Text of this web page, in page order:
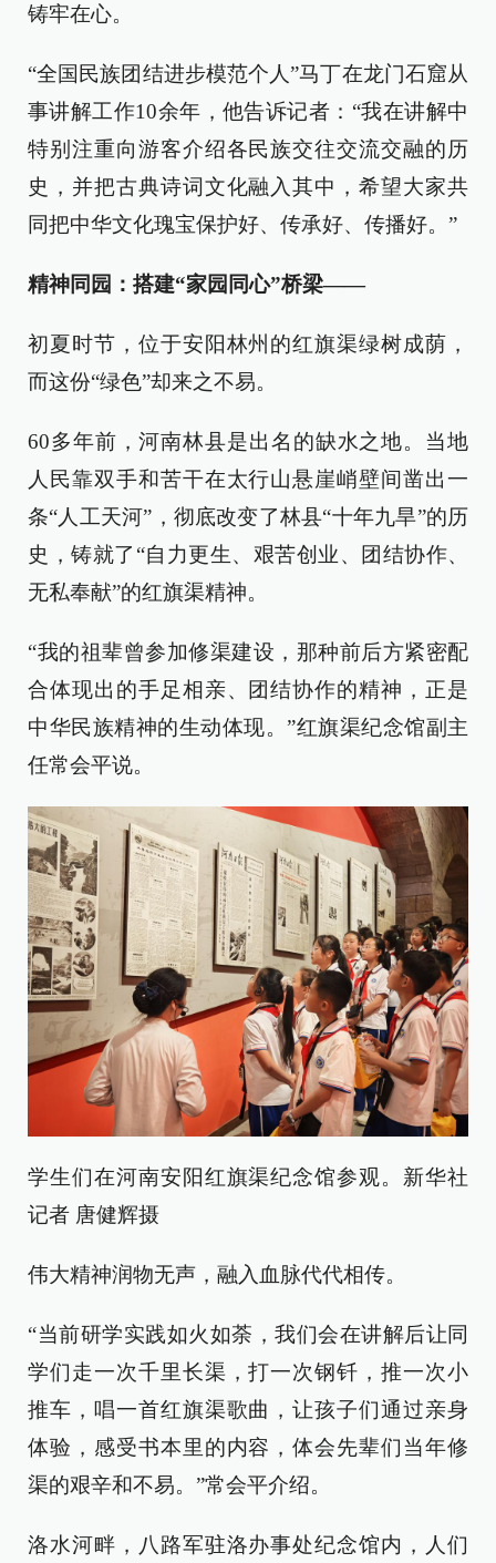
铸牢在心。
“全国民族团结进步模范个人”马丁在龙门石窟从
事讲解工作10余年，他告诉记者：“我在讲解中
特别注重向游客介绍各民族交往交流交融的历
史，并把古典诗词文化融入其中，希望大家共
同把中华文化瑰宝保护好、传承好、传播好。”
精神同园：搭建“家园同心”桥梁——
初夏时节，位于安阳林州的红旗渠绿树成荫，
而这份“绿色”却来之不易。
60多年前，河南林县是出名的缺水之地。当地
人民靠双手和苦干在太行山悬崖峭壁间凿出一
条“人工天河”，彻底改变了林县“十年九旱”的历
史，铸就了“自力更生、艰苦创业、团结协作、
无私奉献”的红旗渠精神。
“我的祖辈曾参加修渠建设，那种前后方紧密配
合体现出的手足相亲、团结协作的精神，正是
中华民族精神的生动体现。”红旗渠纪念馆副主
任常会平说。
学生们在河南安阳红旗渠纪念馆参观。新华社
记者 唐健辉摄
伟大精神润物无声，融入血脉代代相传。
“当前研学实践如火如荼，我们会在讲解后让同
学们走一次千里长渠，打一次钢钎，推一次小
推车，唱一首红旗渠歌曲，让孩子们通过亲身
体验，感受书本里的内容，体会先辈们当年修
渠的艰辛和不易。”常会平介绍。
洛水河畔，八路军驻洛办事处纪念馆内，人们